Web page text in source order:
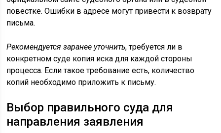
повестке. Ошибки в адресе могут привести к возврату
письма.
Рекомендуется заранее уточнить, требуется ли в
конкретном суде копия иска для каждой стороны
процесса. Если такое требование есть, количество
копий необходимо приложить к письму.
Выбор правильного суда для
направления заявления